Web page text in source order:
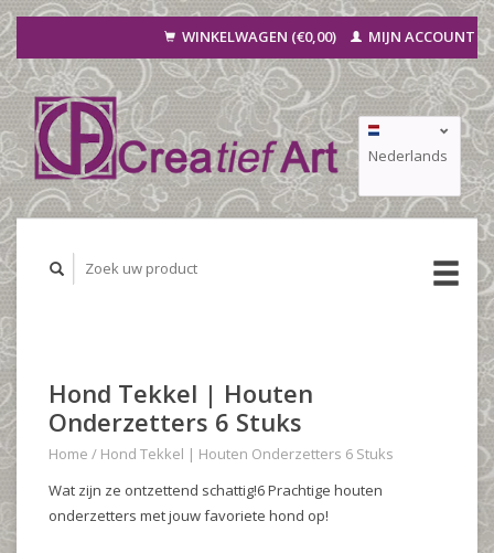
WINKELWAGEN (€0,00) MIJN ACCOUNT
Nederlands
Deutsch
Hond Tekkel | Houten
Onderzetters 6 Stuks
Home / Hond Tekkel | Houten Onderzetters 6 Stuks
Wat zijn ze ontzettend schattig!6 Prachtige houten
onderzetters met jouw favoriete hond op!